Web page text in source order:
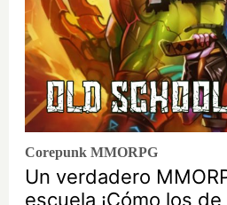
Corepunk MMORPG
Un verdadero
escuela ¡Cómo los